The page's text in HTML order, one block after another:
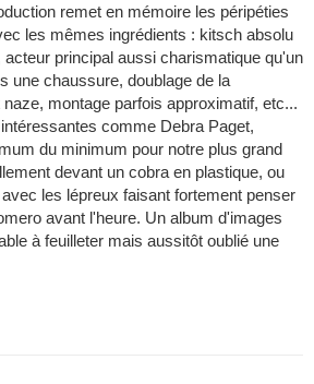
remet en mémoire les péripéties
les mêmes ingrédients : kitsch absolu
principal aussi charismatique qu'un
une chaussure, doublage de la
montage parfois approximatif, etc...
comme Debra Paget,
du minimum pour notre plus grand
devant un cobra en plastique, ou
les lépreux faisant fortement penser
avant l'heure. Un album d'images
à feuilleter mais aussitôt oublié une